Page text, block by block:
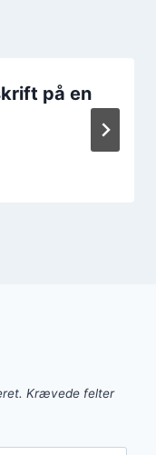
på en
Krævede felter